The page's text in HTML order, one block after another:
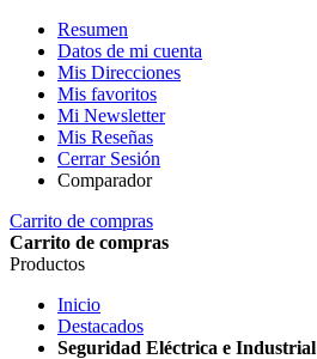
Resumen
Datos de mi cuenta
Mis Direcciones
Mis favoritos
Mi Newsletter
Mis Reseñas
Cerrar Sesión
Comparador
Carrito de compras
Carrito de compras
Productos
Inicio
Destacados
Seguridad Eléctrica e Industrial